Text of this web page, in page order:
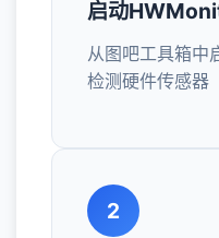
启动
从图吧工具箱中
检测硬件传感器
2